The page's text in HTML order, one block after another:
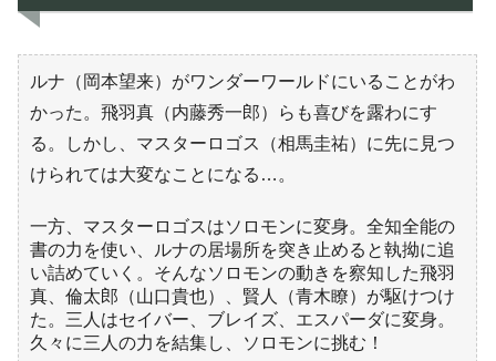
ルナ（岡本望来）がワンダーワールドにいることがわ
かった。飛羽真（内藤秀一郎）らも喜びを露わにす
る。しかし、マスターロゴス（相馬圭祐）に先に見つ
けられては大変なことになる…。
一方、マスターロゴスはソロモンに変身。全知全能の
書の力を使い、ルナの居場所を突き止めると執拗に追
い詰めていく。そんなソロモンの動きを察知した飛羽
真、倫太郎（山口貴也）、賢人（青木瞭）が駆けつけ
た。三人はセイバー、ブレイズ、エスパーダに変身。
久々に三人の力を結集し、ソロモンに挑む！